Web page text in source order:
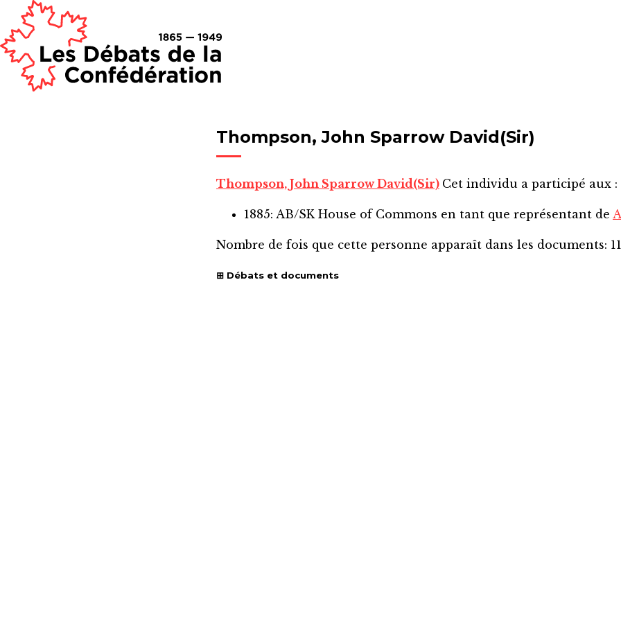
Thompson, John Sparrow David(Sir)
Thompson, John Sparrow David(Sir) Cet individu a participé aux :
1885: AB/SK House of Commons en tant que représentant de
Nombre de fois que cette personne apparaît dans les documents: 11
Débats et documents